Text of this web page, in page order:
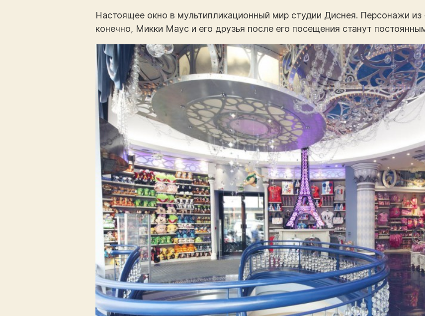
Настоящее окно в мультипликационный мир студии Диснея. Персонажи из
конечно, Микки Маус и его друзья после его посещения станут